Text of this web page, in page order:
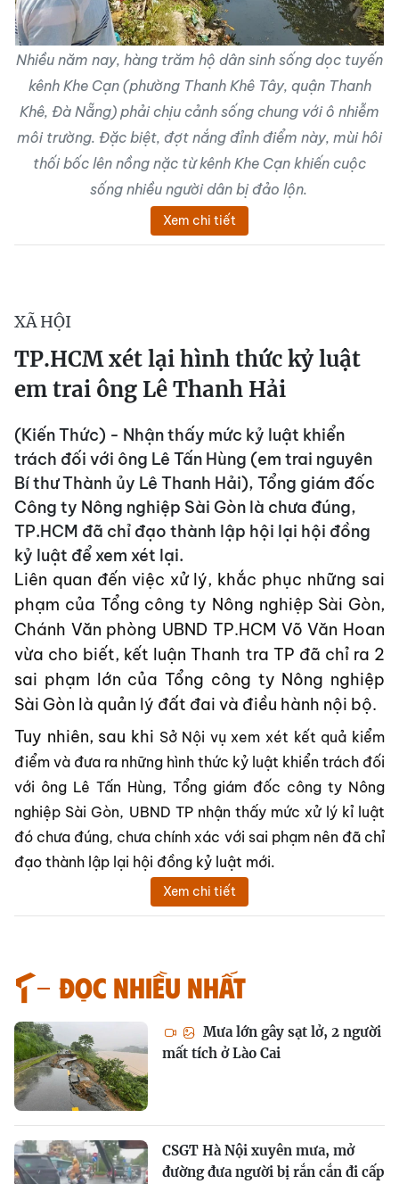
Nhiều năm nay, hàng trăm hộ dân sinh sống dọc tuyến
kênh Khe Cạn (phường Thanh Khê Tây, quận Thanh
Khê, Đà Nẵng) phải chịu cảnh sống chung với ô nhiễm
môi trường. Đặc biệt, đợt nắng đỉnh điểm này, mùi hôi
thối bốc lên nồng nặc từ kênh Khe Cạn khiến cuộc
sống nhiều người dân bị đảo lộn.
Xem chi tiết
XÃ HỘI
TP.HCM xét lại hình thức kỷ luật
em trai ông Lê Thanh Hải
(Kiến Thức) - Nhận thấy mức kỷ luật khiển
trách đối với ông Lê Tấn Hùng (em trai nguyên
Bí thư Thành ủy Lê Thanh Hải), Tổng giám đốc
Công ty Nông nghiệp Sài Gòn là chưa đúng,
TP.HCM đã chỉ đạo thành lập hội lại hội đồng
kỷ luật để xem xét lại.
Liên quan đến việc xử lý, khắc phục những sai
phạm của Tổng công ty Nông nghiệp Sài Gòn,
Chánh Văn phòng UBND TP.HCM Võ Văn Hoan
vừa cho biết, kết luận Thanh tra TP đã chỉ ra 2
sai phạm lớn của Tổng công ty Nông nghiệp
Sài Gòn là quản lý đất đai và điều hành nội bộ.
Tuy nhiên, sau khi Sở Nội vụ xem xét kết quả kiểm
điểm và đưa ra những hình thức kỷ luật khiển trách đối
với ông Lê Tấn Hùng, Tổng giám đốc công ty Nông
nghiệp Sài Gòn, UBND TP nhận thấy mức xử lý kỉ luật
đó chưa đúng, chưa chính xác với sai phạm nên đã chỉ
đạo thành lập lại hội đồng kỷ luật mới.
Xem chi tiết
Đọc nhiều nhất
Mưa lớn gây sạt lở, 2 người
mất tích ở Lào Cai
CSGT Hà Nội xuyên mưa, mở
đường đưa người bị rắn cắn đi cấp